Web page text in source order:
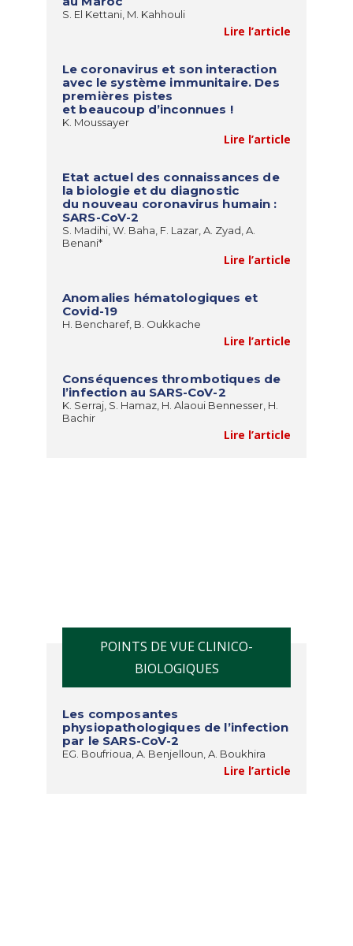
S. El Kettani, M. Kahhouli
Lire l’article
Le coronavirus et son interaction
avec le système immunitaire. Des
premières pistes
et beaucoup d’inconnues !
K. Moussayer
Lire l’article
Etat actuel des connaissances de
la biologie et du diagnostic
du nouveau coronavirus humain :
SARS-CoV-2
S. Madihi, W. Baha, F. Lazar, A. Zyad, A.
Benani*
Lire l’article
Anomalies hématologiques et
Covid-19
H. Bencharef, B. Oukkache
Lire l’article
Conséquences thrombotiques de
l’infection au SARS-CoV-2
K. Serraj, S. Hamaz, H. Alaoui Bennesser, H.
Bachir
Lire l’article
POINTS DE VUE CLINICO-
BIOLOGIQUES
Les composantes
physiopathologiques de l’infection
par le SARS-CoV-2
EG. Boufrioua, A. Benjelloun, A. Boukhira
Lire l’article